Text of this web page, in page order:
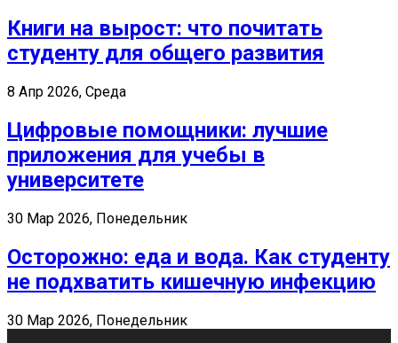
Книги на вырост: что почитать
студенту для общего развития
8 Апр 2026, Среда
Цифровые помощники: лучшие
приложения для учебы в
университете
30 Мар 2026, Понедельник
Осторожно: еда и вода. Как студенту
не подхватить кишечную инфекцию
30 Мар 2026, Понедельник